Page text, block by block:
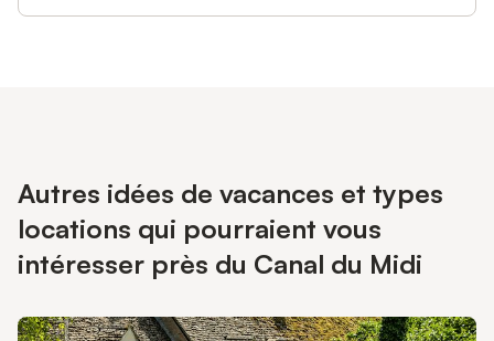
Autres idées de vacances et types
locations qui pourraient vous
intéresser près du Canal du Midi